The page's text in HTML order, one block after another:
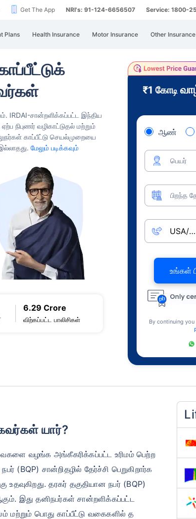
Get The App NRI's: 91-124-6656507 Service: 1800-
Plans Health Insurance Motor Insurance Other Insurance
IRDAI-சான்றளிக்கப்பட்ட இந்திய
நிபுணர் வழிகாட்டுதல் மற்றும்
காப்பீட்டு செயல்முறையை
மேலும் படிக்கவும்
6.29 Crore
விற்கப்பட்ட பாலிசிகள்
₹1 கோடி
ஆண்
பெயர்
பிறந்த
உங்கள்
By continuing
யார்?
வழங்க அங்கீகரிக்கப்பட்ட உரிமம் பெற்ற
(BQP) சான்றிதழில் தேர்ச்சி பெறுகிறார்க
தரகர் தகுதியான நபர் (BQP)
இது தனிநபர்கள் சான்றளிக்கப்பட்ட
மற்றும் பொது காப்பீட்டு வகைகளில் த